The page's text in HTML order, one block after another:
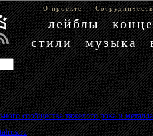
О проекте
лейблы
стили
музыка
сообщества тяжелого рока и металла
»